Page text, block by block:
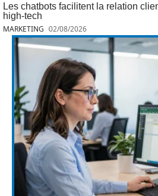
Les chatbots facilitent la relation
high-tech
MARKETING 02/08/2026